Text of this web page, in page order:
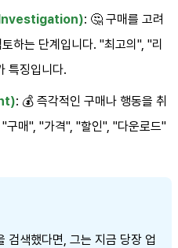
Investigation): 🤔 구매를 고려
하는 단계입니다. "최고의", "리
특징입니다.
: 💰 즉각적인 구매나 행동을 취
구매", "가격", "할인", "다운로드"
검색했다면, 그는 지금 당장 업